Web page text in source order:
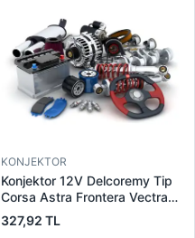
KONJEKTOR
Konjektor 12V Delcoremy Tip
Corsa Astra Frontera Vectra
A - B Em Astra G | YUNYI 01-
004 | OEM 1204270
327,92 TL